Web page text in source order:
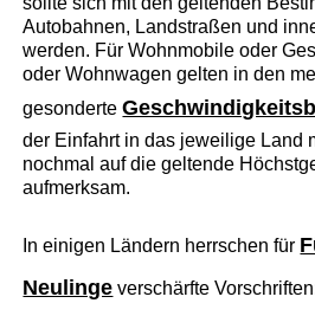
Autobahnen, Landstraßen und
werden. Für Wohnmobile oder
oder Wohnwagen gelten in den
gesonderte
der Einfahrt in das jeweilige Land
nochmal auf die geltende
aufmerksam.
In einigen Ländern herrschen für
Neulinge verschärfte